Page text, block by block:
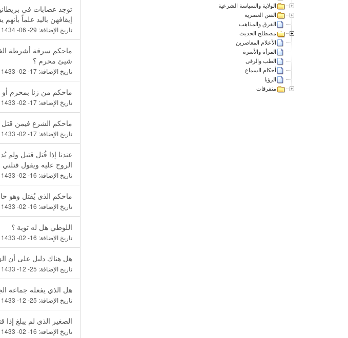
توجد عصابات في
إيقافهن باليد علماً
تاريخ الإضافة: 29- 06- 1434
ماحكم سرقة أشرطة
شيئ محرم ؟
تاريخ الإضافة: 17- 02- 1433
ماحكم من زنا بمحرم أو
تاريخ الإضافة: 17- 02- 1433
ماحكم الشرع فيمن
تاريخ الإضافة: 17- 02- 1433
عندنا إذا قُتل قتيل
الروح عليه ويقول قتلني
تاريخ الإضافة: 16- 02- 1433
ماحكم الذي يُقتل وهو
تاريخ الإضافة: 16- 02- 1433
اللوطي هل له توبة ؟
تاريخ الإضافة: 16- 02- 1433
هل هناك دليل على أن
تاريخ الإضافة: 25- 12- 1433
هل الذي يفعله جماعة
تاريخ الإضافة: 25- 12- 1433
الصغير الذي لم يبلغ
تاريخ الإضافة: 16- 02- 1433
الولاية والسياسة الشرعية
الفتن العصرية
الفرق والمذاهب
مصطلح الحديث
الأعلام المعاصرين
المرأة والأسرة
الطب والرقى
أحكام السماع
الرؤيا
متفرقات